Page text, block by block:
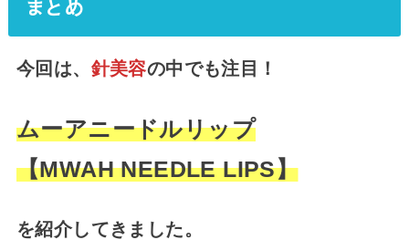
まとめ
今回は、 針美容の中でも注目！
ムーアニードルリップ
【MWAH NEEDLE LIPS】
を紹介してきました。